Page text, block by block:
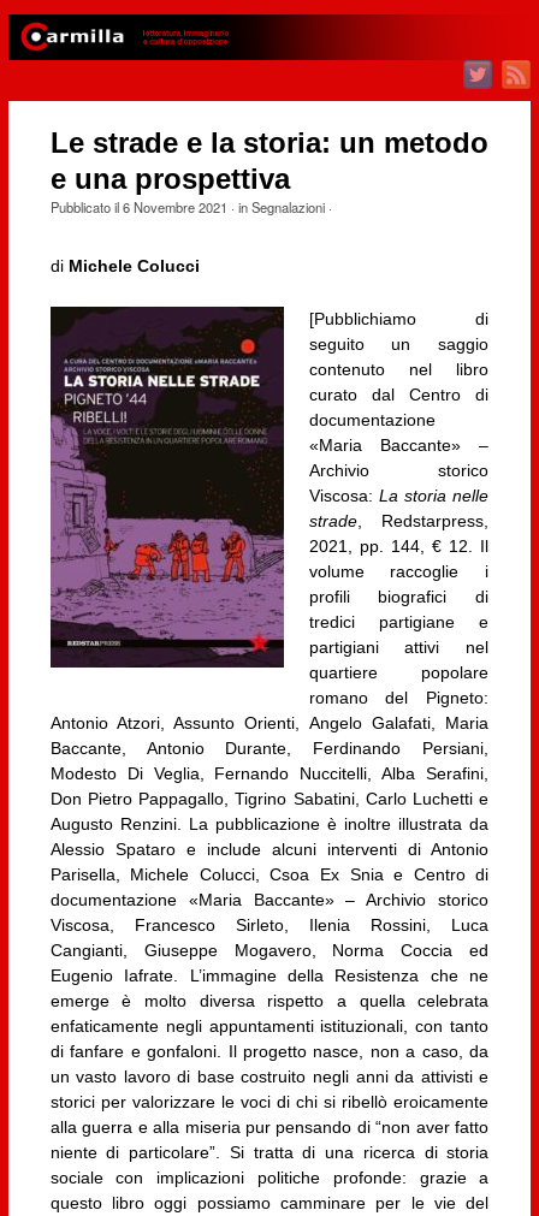
Le strade e la storia: un metodo
e una prospettiva
Pubblicato il6 Novembre 2021 · inSegnalazioni·
di Michele Colucci
[Pubblichiamo di
seguito un saggio
contenuto nel libro
curato dal Centro di
documentazione
«Maria Baccante» –
Archivio storico
Viscosa: La storia nelle
strade, Redstarpress,
2021, pp. 144, € 12. Il
volume raccoglie i
profili biografici di
tredici partigiane e
partigiani attivi nel
quartiere popolare
romano del Pigneto:
Antonio Atzori, Assunto Orienti, Angelo Galafati, Maria
Baccante, Antonio Durante, Ferdinando Persiani,
Modesto Di Veglia, Fernando Nuccitelli, Alba Serafini,
Don Pietro Pappagallo, Tigrino Sabatini, Carlo Luchetti e
Augusto Renzini. La pubblicazione è inoltre illustrata da
Alessio Spataro e include alcuni interventi di Antonio
Parisella, Michele Colucci, Csoa Ex Snia e Centro di
documentazione «Maria Baccante» – Archivio storico
Viscosa, Francesco Sirleto, Ilenia Rossini, Luca
Cangianti, Giuseppe Mogavero, Norma Coccia ed
Eugenio Iafrate. L’immagine della Resistenza che ne
emerge è molto diversa rispetto a quella celebrata
enfaticamente negli appuntamenti istituzionali, con tanto
di fanfare e gonfaloni. Il progetto nasce, non a caso, da
un vasto lavoro di base costruito negli anni da attivisti e
storici per valorizzare le voci di chi si ribellò eroicamente
alla guerra e alla miseria pur pensando di “non aver fatto
niente di particolare”. Si tratta di una ricerca di storia
sociale con implicazioni politiche profonde: grazie a
questo libro oggi possiamo camminare per le vie del